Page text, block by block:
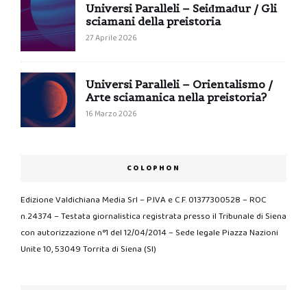
Universi Paralleli – Seiđmađur / Gli
sciamani della preistoria
27 Aprile 2026
Universi Paralleli – Orientalismo /
Arte sciamanica nella preistoria?
16 Marzo 2026
COLOPHON
Edizione Valdichiana Media Srl – P.IVA e C.F. 01377300528 – ROC
n.24374 – Testata giornalistica registrata presso il Tribunale di Siena
con autorizzazione n°1 del 12/04/2014 – Sede legale Piazza Nazioni
Unite 10, 53049 Torrita di Siena (SI)